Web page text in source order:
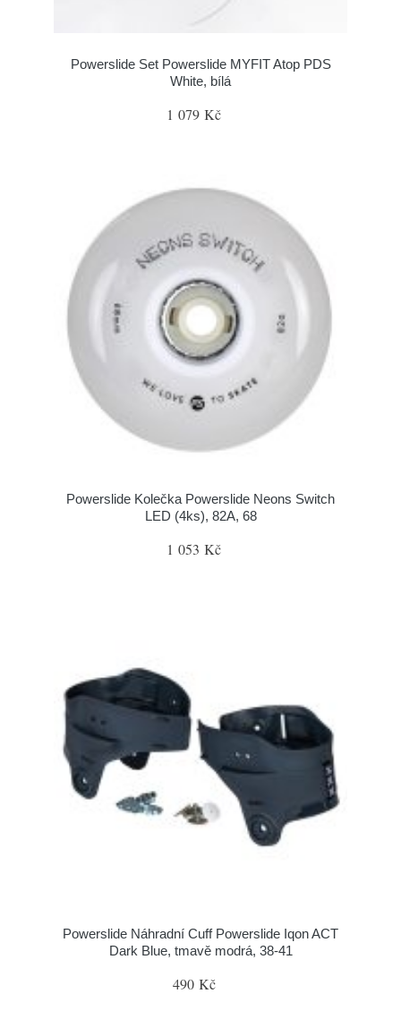
Powerslide Set Powerslide MYFIT Atop PDS
White, bílá
1 079 Kč
Powerslide Kolečka Powerslide Neons Switch
LED (4ks), 82A, 68
1 053 Kč
Powerslide Náhradní Cuff Powerslide Iqon ACT
Dark Blue, tmavě modrá, 38-41
490 Kč